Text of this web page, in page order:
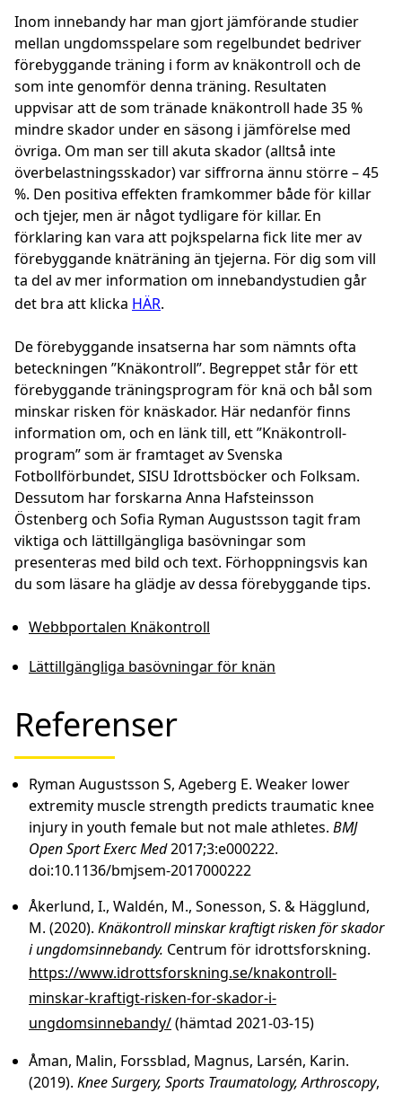
Inom innebandy har man gjort jämförande studier
mellan ungdomsspelare som regelbundet bedriver
förebyggande träning i form av knäkontroll och de
som inte genomför denna träning. Resultaten
uppvisar att de som tränade knäkontroll hade 35 %
mindre skador under en säsong i jämförelse med
övriga. Om man ser till akuta skador (alltså inte
överbelastningsskador) var siffrorna ännu större – 45
%. Den positiva effekten framkommer både för killar
och tjejer, men är något tydligare för killar. En
förklaring kan vara att pojkspelarna fick lite mer av
förebyggande knäträning än tjejerna. För dig som vill
ta del av mer information om innebandystudien går
det bra att klicka HÄR.
De förebyggande insatserna har som nämnts ofta
beteckningen ”Knäkontroll”. Begreppet står för ett
förebyggande träningsprogram för knä och bål som
minskar risken för knäskador. Här nedanför finns
information om, och en länk till, ett ”Knäkontroll-
program” som är framtaget av Svenska
Fotbollförbundet, SISU Idrottsböcker och Folksam.
Dessutom har forskarna Anna Hafsteinsson
Östenberg och Sofia Ryman Augustsson tagit fram
viktiga och lättillgängliga basövningar som
presenteras med bild och text. Förhoppningsvis kan
du som läsare ha glädje av dessa förebyggande tips.
Webbportalen Knäkontroll
Lättillgängliga basövningar för knän
Referenser
Ryman Augustsson S, Ageberg E. Weaker lower
extremity muscle strength predicts traumatic knee
injury in youth female but not male athletes. BMJ
Open Sport Exerc Med2017;3:e000222.
doi:10.1136/bmjsem-2017000222
Åkerlund, I., Waldén, M., Sonesson, S. & Hägglund,
M. (2020). Knäkontroll minskar kraftigt risken för skador
i ungdomsinnebandy. Centrum för idrottsforskning.
https://www.idrottsforskning.se/knakontroll-
minskar-kraftigt-risken-for-skador-i-
ungdomsinnebandy/(hämtad 2021-03-15)
Åman, Malin, Forssblad, Magnus, Larsén, Karin.
(2019). Knee Surgery, Sports Traumatology, Arthroscopy,